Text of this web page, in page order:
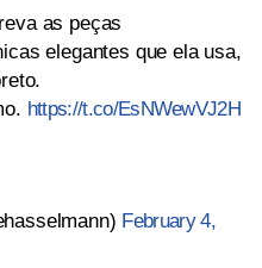
as peças
elegantes que ela usa,
https://t.co/EsNWewVJ2H
February 4,